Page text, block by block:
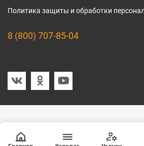
Политика защиты и обработки
8 (800) 707-85-04